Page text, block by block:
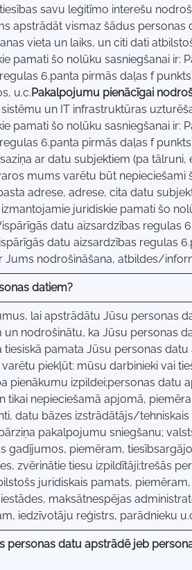
savu leģitīmo interešu
apstrādāt vismaz šādus personas
vieta un laiks, un citi dati
pamati šo nolūku sasniegšanai ir:
6.panta pirmās daļas f
u.c.Pakalpojumu pienācīgai
un IT infrastruktūras
pamati šo nolūku sasniegšanai ir:
6.panta pirmās daļas f
ar datu subjektiem (pa tālruni,
mums varētu būt nepieciešami
adrese, adrese, cita datu
juridiskie pamati šo
datu aizsardzības regulas
datu aizsardzības regulas
Jums nodrošināšana, atbildes/
datiem?
lai apstrādātu Jūsu personas
nodrošinātu, ka Jūsu personas
pamata Jūsu personas
piekļūt: mūsu darbinieki vai
pienākumu izpildei;personas datu
tikai nepieciešamā apjomā,
datu bāzes izstrādātājs/
pakalpojumu sniegšanu;
gadījumos, piemēram,
zvērinātie tiesu izpildītāji;trešās
juridiskais pamats,
maksātnespējas
iedzīvotāju reģistrs, parādnieku
personas datu apstrādē jeb